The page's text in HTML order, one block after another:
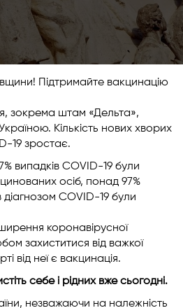
Підтримайте вакцинацію
зокрема штам «Дельта»,
Кількість нових хворих
19 зростає.
випадків COVID-19 були
осіб, понад 97%
діагнозом COVID-19 були
коронавірусної
захиститися від важкої
від неї є вакцинація.
себе і рідних вже сьогодні.
незважаючи на належність